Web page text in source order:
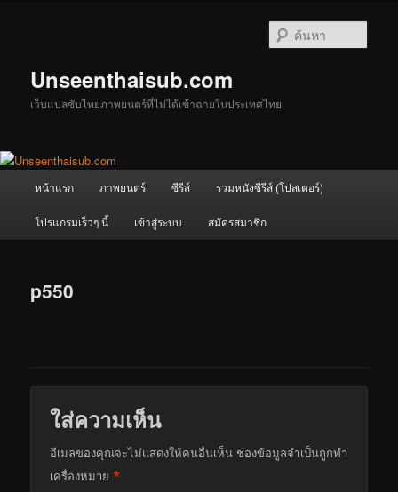
Unseenthaisub.com
เว็บแปลซับไทยภาพยนตร์ที่ไม่ได้เข้าฉายในประเทศไทย
หน้าแรก ภาพยนตร์ ซีรีส์ รวมหนังซีรีส์ (โปสเตอร์)
โปรแกรมเร็วๆ นี้ เข้าสู่ระบบ สมัครสมาชิก
p550
ใส่ความเห็น
อีเมลของคุณจะไม่แสดงให้คนอื่นเห็น ช่องข้อมูลจำเป็นถูกทำ
เครื่องหมาย*